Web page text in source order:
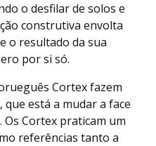
o desfilar de solos e
construtiva envolta
o resultado da sua
por si só.
Cortex fazem
está a mudar a face
Cortex praticam um
referências tanto a